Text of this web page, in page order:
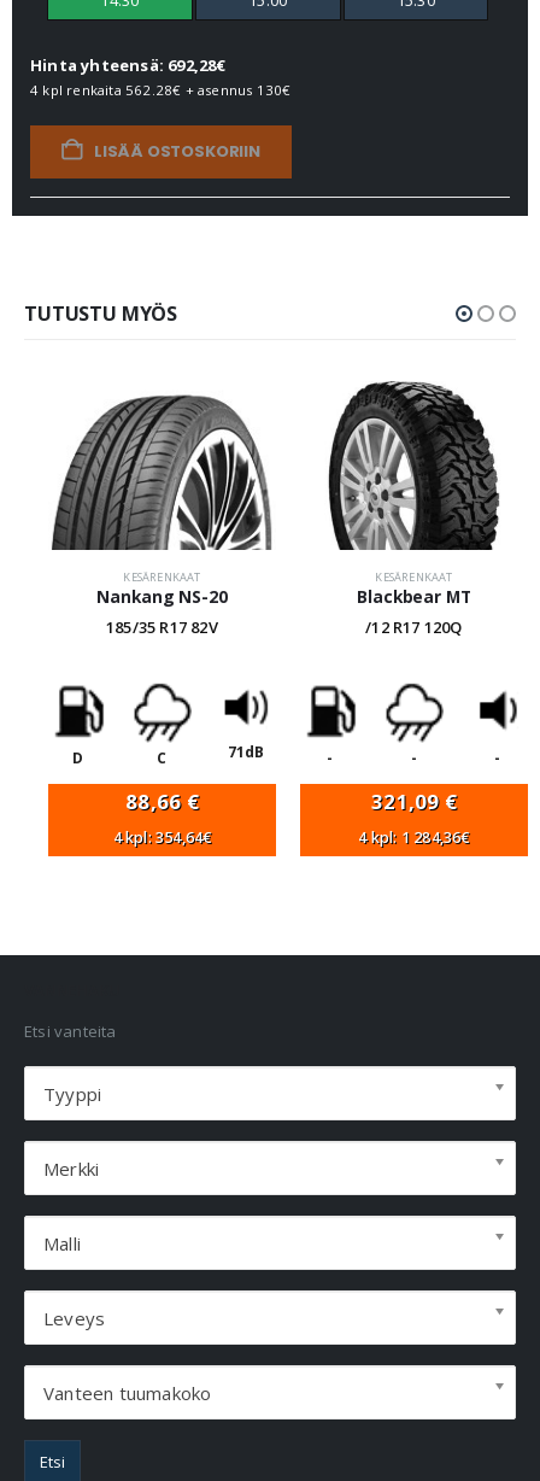
Hinta yhteensä: 692,28€
4 kpl renkaita 562.28€ + asennus 130€
LISÄÄ OSTOSKORIIN
TUTUSTU MYÖS
KESÄRENKAAT
Nankang NS-20
185/35 R17 82V
D C 71dB
88,66 €
4 kpl: 354,64€
KESÄRENKAAT
Blackbear MT
/12 R17 120Q
- - -
321,09 €
4 kpl: 1 284,36€
Etsi vanteita
Tyyppi
Merkki
Malli
Leveys
Vanteen tuumakoko
Etsi